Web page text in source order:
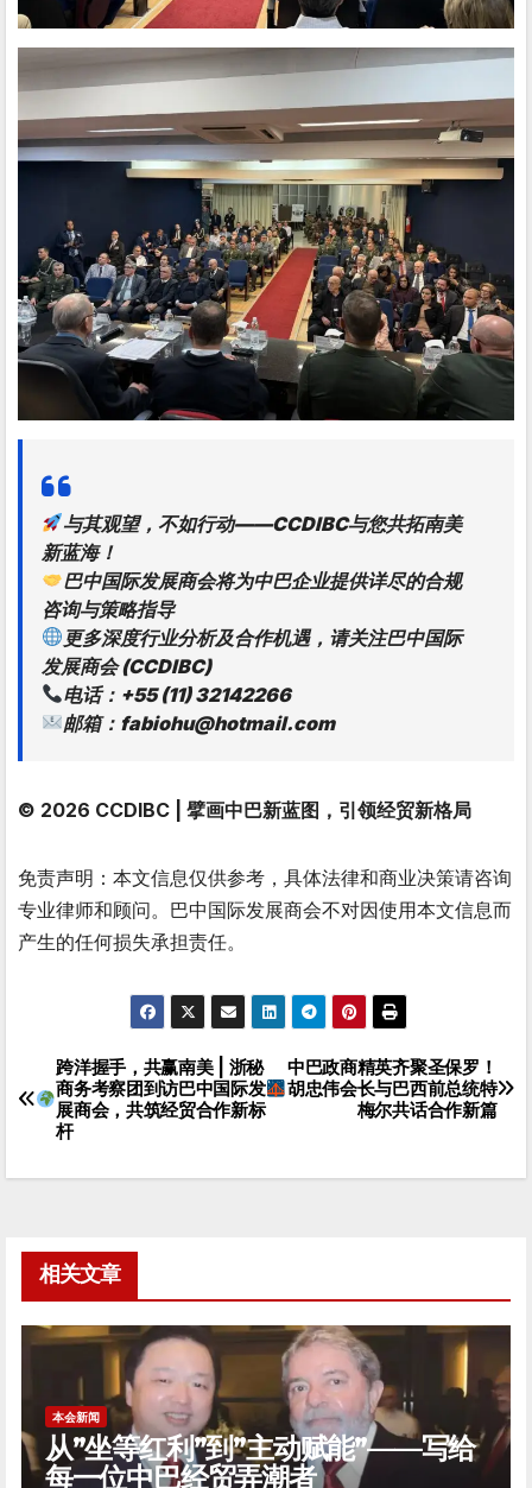
与其观望，不如行动——CCDIBC与您共拓南美
新蓝海！
巴中国际发展商会将为中巴企业提供详尽的合规
咨询与策略指导
更多深度行业分析及合作机遇，请关注巴中国际
发展商会 (CCDIBC)
电话：+55 (11) 32142266
邮箱：fabiohu@hotmail.com
© 2026 CCDIBC | 擘画中巴新蓝图，引领经贸新格局
免责声明：本文信息仅供参考，具体法律和商业决策请咨询
专业律师和顾问。巴中国际发展商会不对因使用本文信息而
产生的任何损失承担责任。
文
导
中巴政商精英齐聚圣保罗！
胡忠伟会长与巴西前总统特
梅尔共话合作新篇
跨洋握手，共赢南美 | 浙秘
商务考察团到访巴中国际发
展商会，共筑经贸合作新标
杆
相关文章
本会新闻
从”坐等红利”到”主动赋能”——写给
每一位中巴经贸弄潮者